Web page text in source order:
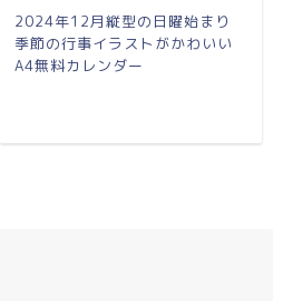
2024年12月縦型の日曜始まり
季節の行事イラストがかわいい
A4無料カレンダー